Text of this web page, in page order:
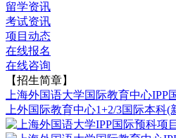
留学资讯
考试资讯
项目动态
在线报名
在线咨询
【招生简章】
上海外国语大学国际教育中心IPP
上外国际教育中心1+2/3国际本科